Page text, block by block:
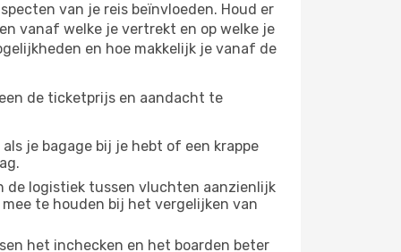
van je reis beïnvloeden. Houd er
vanaf welke je vertrekt en op welke je
en hoe makkelijk je vanaf de
de ticketprijs en aandacht te
je bagage bij je hebt of een krappe
de logistiek tussen vluchten aanzienlijk
te houden bij het vergelijken van
het inchecken en het boarden beter